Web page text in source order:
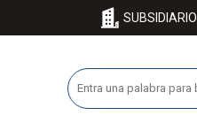
SUBSIDIARIO